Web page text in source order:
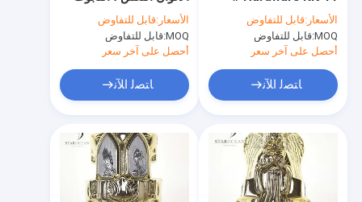
المنتجات
حول بنا
العتيقة مقابض المعالجة
الإلكترونية الطلاء
الأسعار:قابل للتفاوض
MOQ: قابل للتفاوض
أحصل على آخر سعر
ﺎﺘﺼﻟ ﺍﻶﻧ
ساطع ذهبي اللون
حساسة السطح
الأسعار:قابل للتفاوض
MOQ: قابل للتفاوض
أحصل على آخر سعر
ﺎﺘﺼﻟ ﺍﻶﻧ